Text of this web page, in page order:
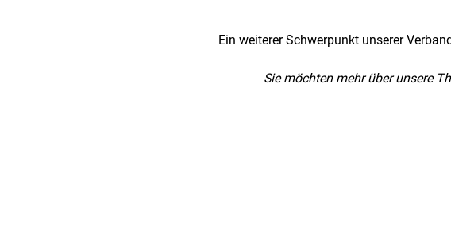
Ein weiterer Schwerpunkt unserer
Sie möchten mehr über unsere